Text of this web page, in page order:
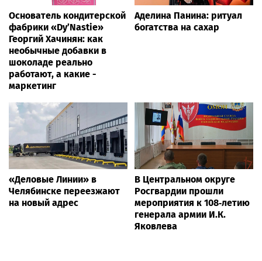
Основатель кондитерской
фабрики «Dy’Nastie»
Георгий Хачинян: как
необычные добавки в
шоколаде реально
работают, а какие -
маркетинг
Аделина Панина: ритуал
богатства на сахар
«Деловые Линии» в
Челябинске переезжают
на новый адрес
В Центральном округе
Росгвардии прошли
мероприятия к 108‑летию
генерала армии И.К.
Яковлева